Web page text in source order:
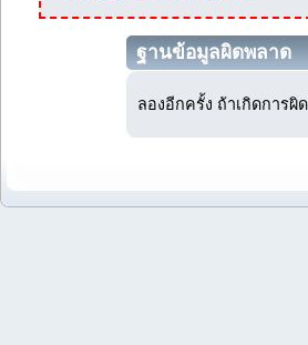
ฐานข้อมูลผิดพลาด
ลองอีกครั้ง ถ้าเกิดการผิ